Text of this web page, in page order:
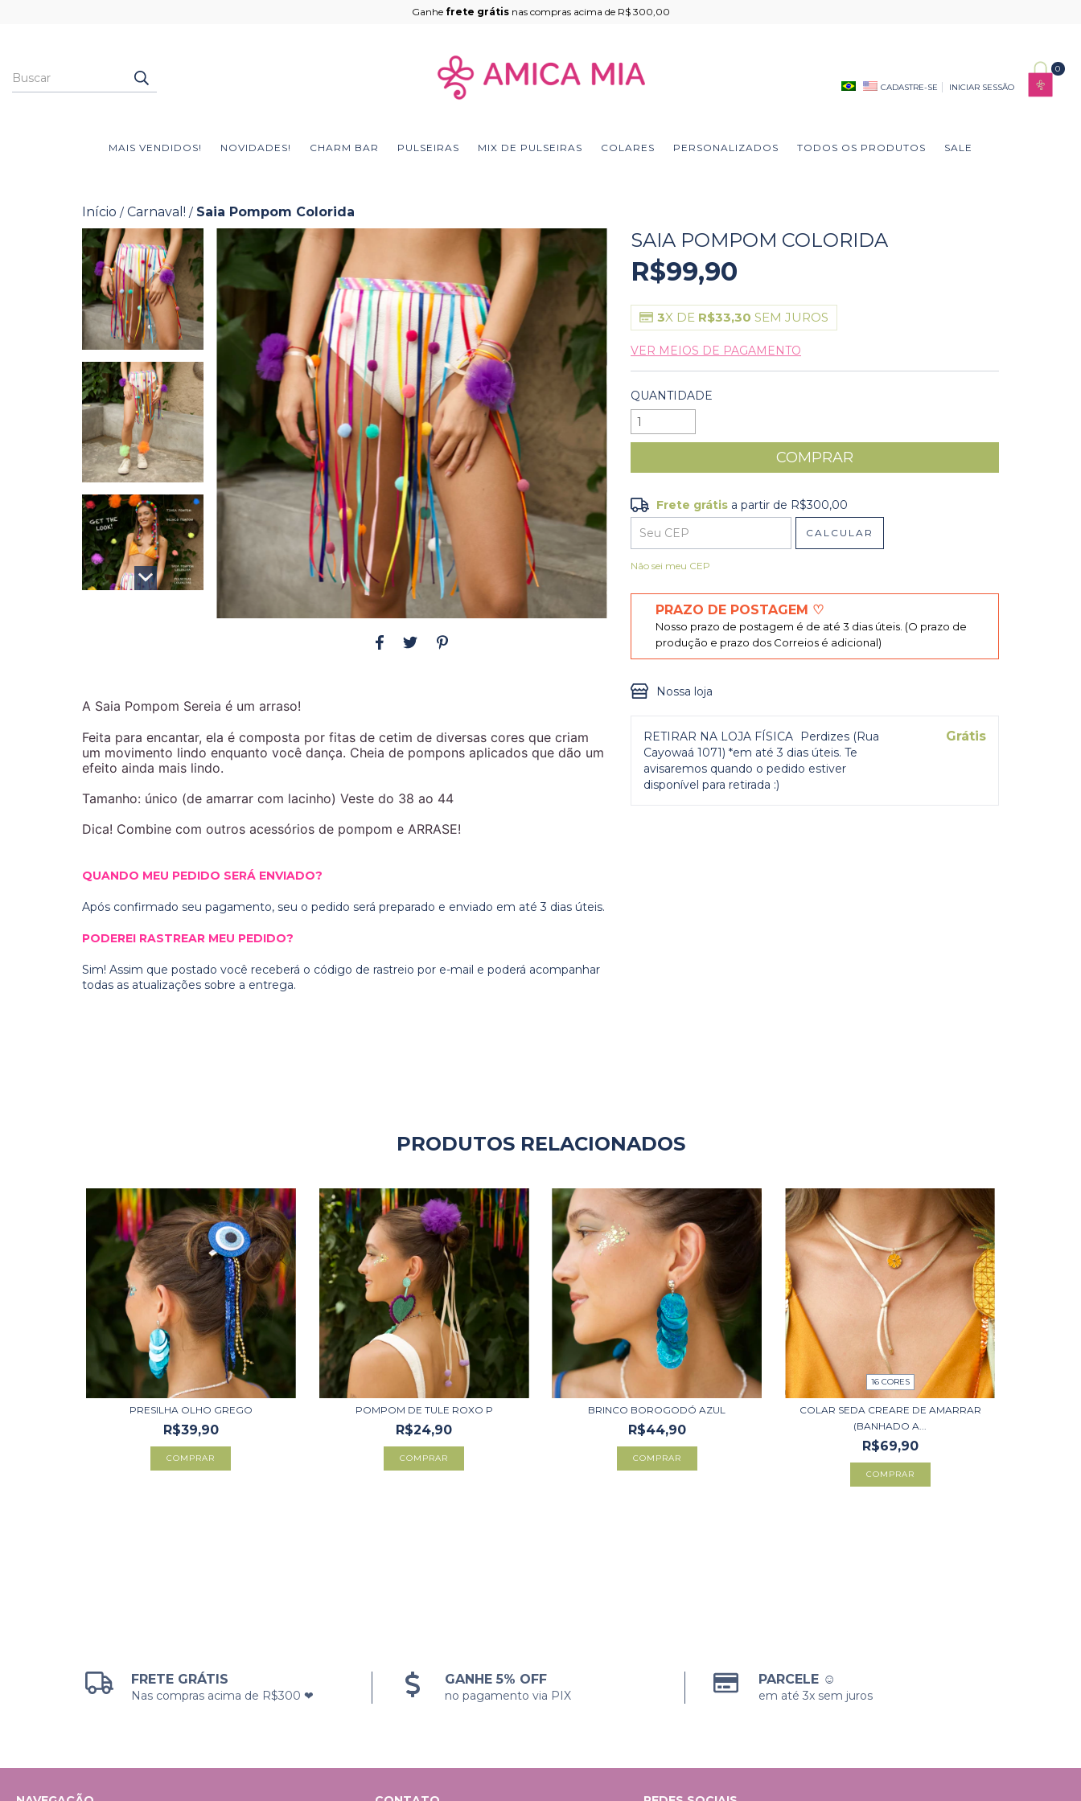
Ganhe frete grátisnas compras acima de R$ 300,00
CADASTRE-SE INICIAR SESSÃO
0
MAIS VENDIDOS! NOVIDADES! CHARM BAR PULSEIRAS MIX DE PULSEIRAS COLARES PERSONALIZADOS TODOS OS PRODUTOS SALE
Início / Carnaval! / Saia Pompom Colorida
A Saia Pompom Sereia é um arraso!
Feita para encantar, ela é composta por fitas de cetim de diversas cores que criam
um movimento lindo enquanto você dança. Cheia de pompons aplicados que dão um
efeito ainda mais lindo.
Tamanho: único (de amarrar com lacinho) Veste do 38 ao 44
Dica! Combine com outros acessórios de pompom e ARRASE!
QUANDO MEU PEDIDO SERÁ ENVIADO?
Após confirmado seu pagamento, seu o pedido será preparado e enviado em até 3 dias úteis.
PODEREI RASTREAR MEU PEDIDO?
Sim! Assim que postado você receberá o código de rastreio por e-mail e poderá acompanhar
todas as atualizações sobre a entrega.
SAIA POMPOM COLORIDA
R$99,90
3X DE R$33,30 SEM JUROS
VER MEIOS DE PAGAMENTO
QUANTIDADE
Frete grátis R$300,00
Entregas para o CEP:
Frete grátis a partir de R$300,00
CALCULAR
Não sei meu CEP
PRAZO DE POSTAGEM ♡
Nosso prazo de postagem é de até 3 dias úteis. (O prazo de
produção e prazo dos Correios é adicional)
Nossa loja
RETIRAR NA LOJA FÍSICA
Perdizes (Rua
Cayowaá 1071) *em até 3 dias úteis. Te
avisaremos quando o pedido estiver
disponível para retirada :)
Grátis
PRODUTOS RELACIONADOS
PRESILHA OLHO GREGO
R$39,90
POMPOM DE TULE ROXO P
R$24,90
COMPRAR
BRINCO BOROGODÓ AZUL
R$44,90
16 CORES
COLAR SEDA CREARE DE AMARRAR
(BANHADO A...
R$69,90
COMPRAR
FRETE GRÁTIS
Nas compras acima de R$300 ❤
GANHE 5% OFF
no pagamento via PIX
PARCELE ☺
em até 3x sem juros